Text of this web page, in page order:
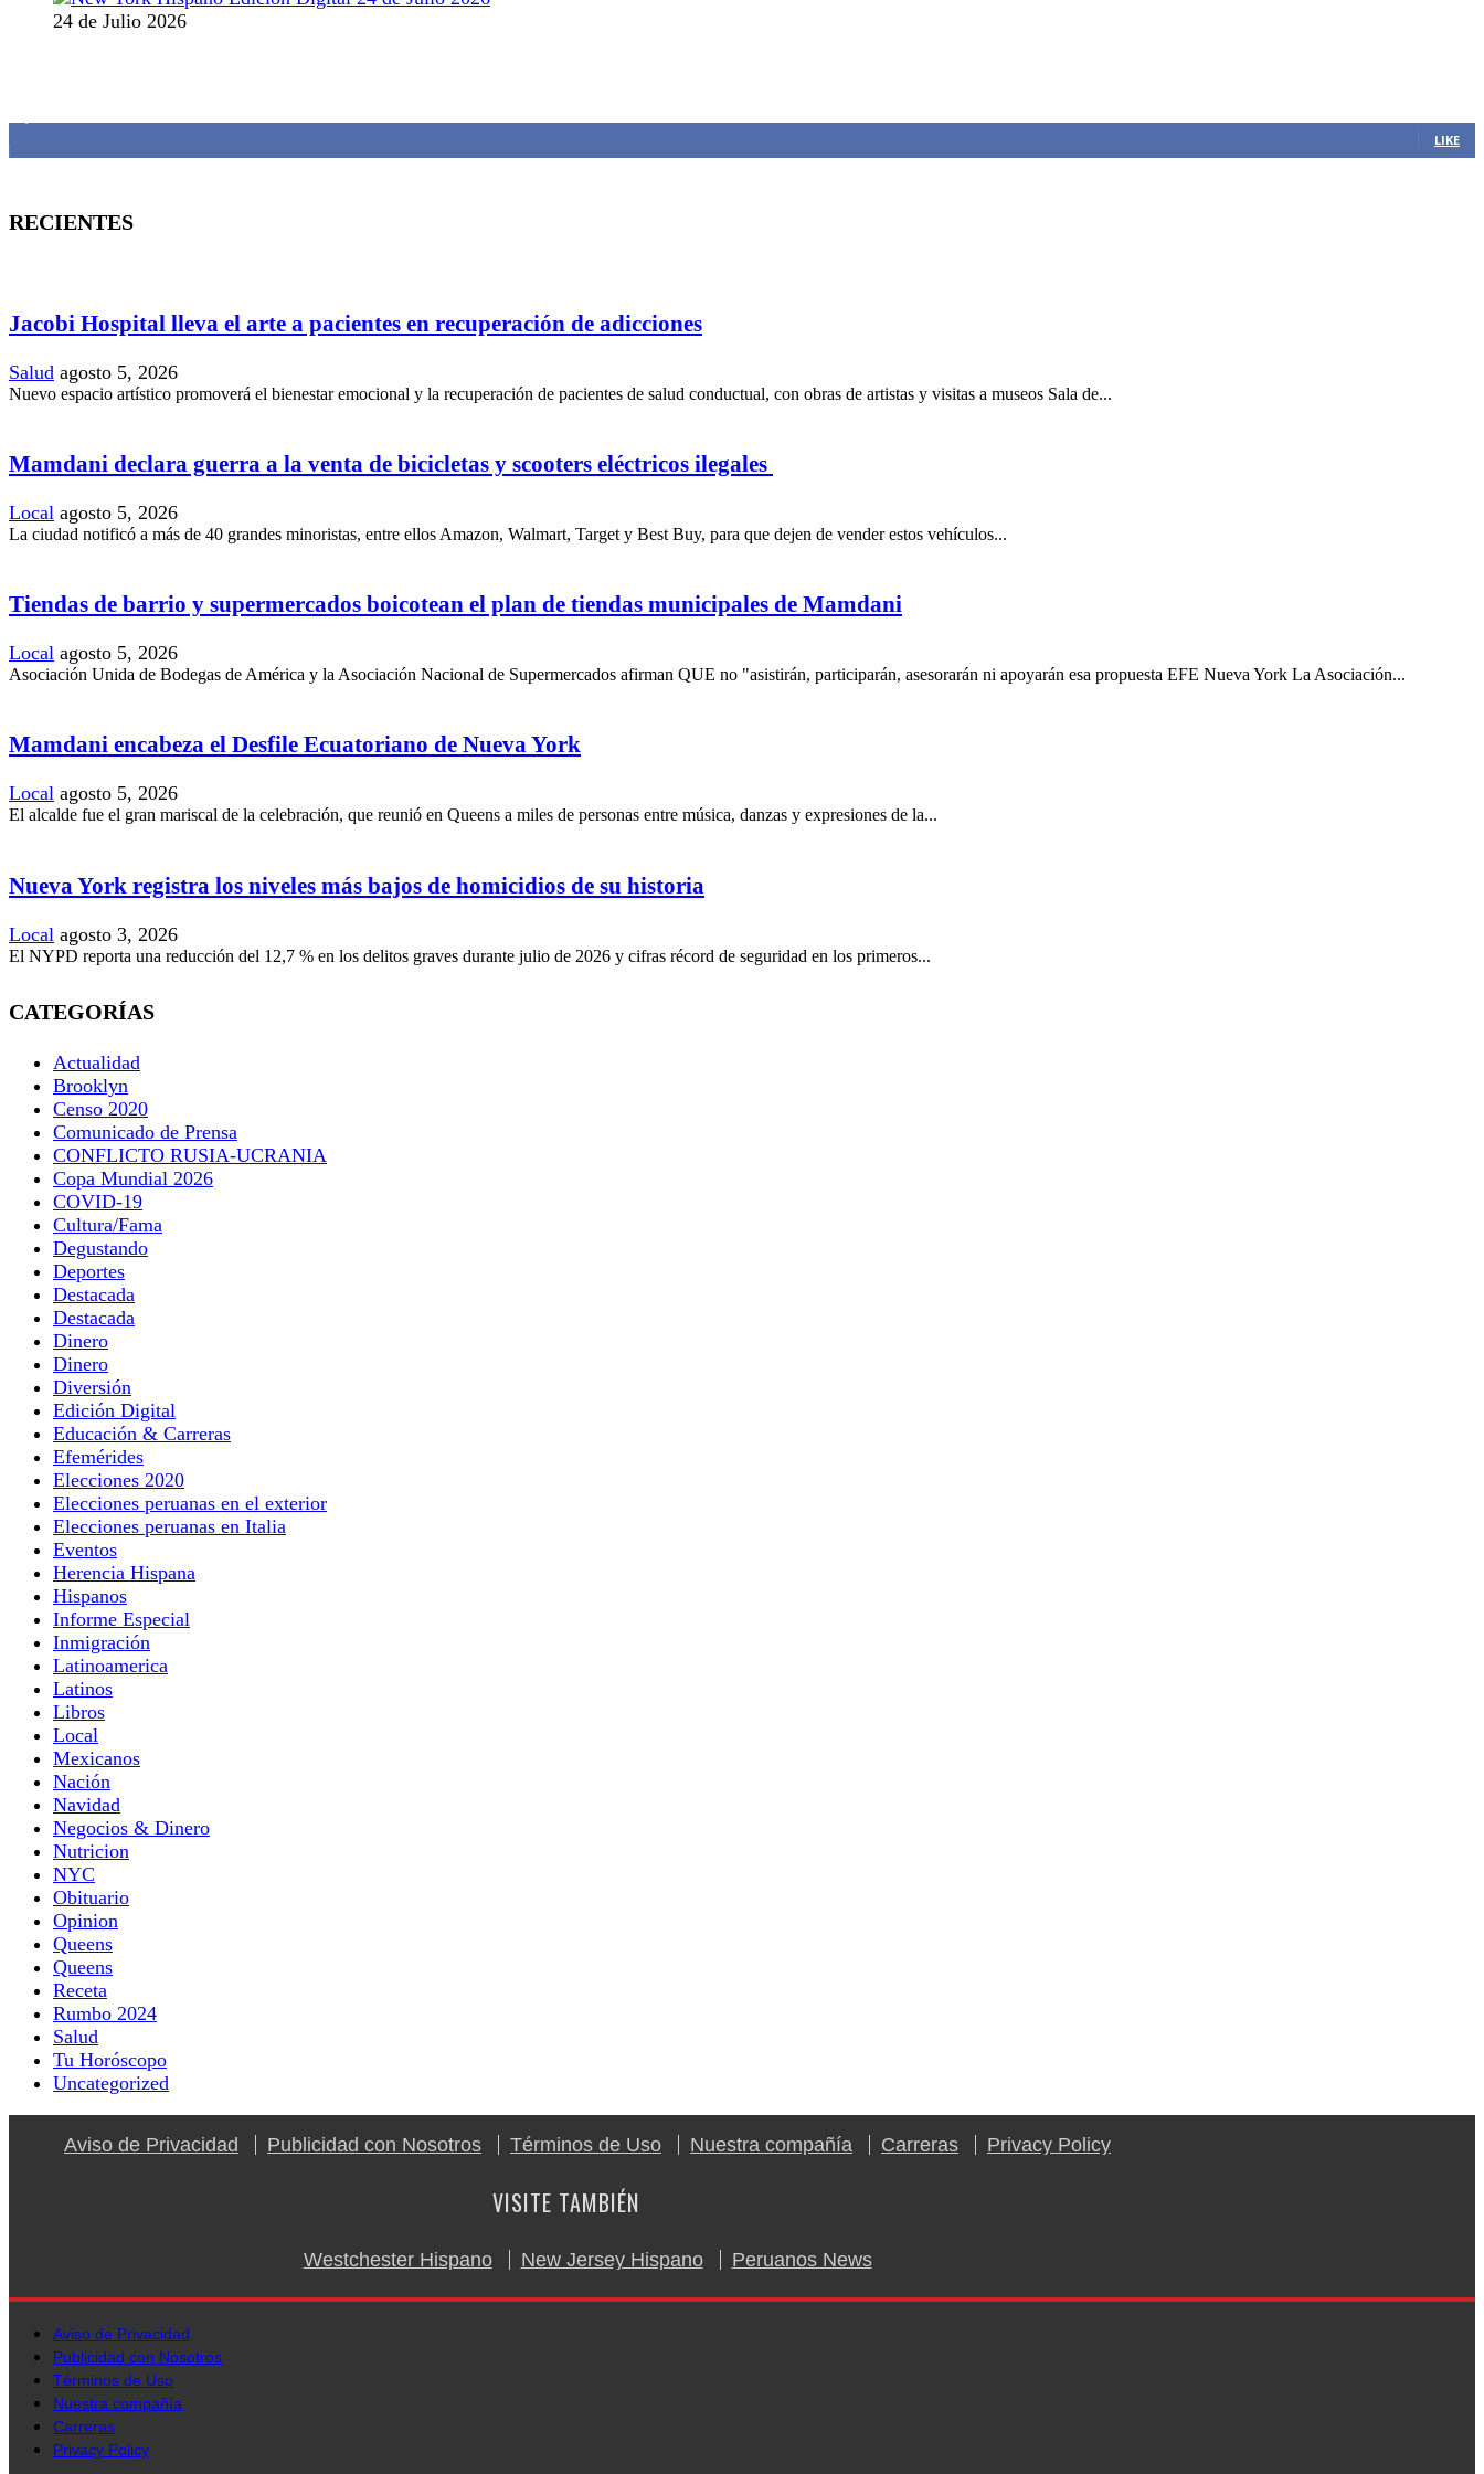
24 de Julio 2026
LIKE
RECIENTES
Jacobi Hospital lleva el arte a pacientes en recuperación de adicciones
Salud agosto 5, 2026
Nuevo espacio artístico promoverá el bienestar emocional y la recuperación de pacientes de salud conductual, con obras de artistas y visitas a museos Sala de...
Mamdani declara guerra a la venta de bicicletas y scooters eléctricos ilegales
Local agosto 5, 2026
La ciudad notificó a más de 40 grandes minoristas, entre ellos Amazon, Walmart, Target y Best Buy, para que dejen de vender estos vehículos...
Tiendas de barrio y supermercados boicotean el plan de tiendas municipales de Mamdani
Local agosto 5, 2026
Asociación Unida de Bodegas de América y la Asociación Nacional de Supermercados afirman QUE no "asistirán, participarán, asesorarán ni apoyarán esa propuesta EFE Nueva York La Asociación...
Mamdani encabeza el Desfile Ecuatoriano de Nueva York
Local agosto 5, 2026
El alcalde fue el gran mariscal de la celebración, que reunió en Queens a miles de personas entre música, danzas y expresiones de la...
Nueva York registra los niveles más bajos de homicidios de su historia
Local agosto 3, 2026
El NYPD reporta una reducción del 12,7 % en los delitos graves durante julio de 2026 y cifras récord de seguridad en los primeros...
CATEGORÍAS
Actualidad
Brooklyn
Censo 2020
Comunicado de Prensa
CONFLICTO RUSIA-UCRANIA
Copa Mundial 2026
COVID-19
Cultura/Fama
Degustando
Deportes
Destacada
Destacada
Dinero
Dinero
Diversión
Edición Digital
Educación & Carreras
Efemérides
Elecciones 2020
Elecciones peruanas en el exterior
Elecciones peruanas en Italia
Eventos
Herencia Hispana
Hispanos
Informe Especial
Inmigración
Latinoamerica
Latinos
Libros
Local
Mexicanos
Nación
Navidad
Negocios & Dinero
Nutricion
NYC
Obituario
Opinion
Queens
Queens
Receta
Rumbo 2024
Salud
Tu Horóscopo
Uncategorized
Aviso de Privacidad Publicidad con Nosotros Términos de Uso Nuestra compañía Carreras Privacy Policy
VISITE TAMBIÉN
Westchester Hispano New Jersey Hispano Peruanos News
Aviso de Privacidad
Publicidad con Nosotros
Términos de Uso
Nuestra compañía
Carreras
Privacy Policy